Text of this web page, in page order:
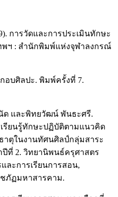
การวัดและการประเมินทักษะ
พฯ : สำนักพิมพ์แห่งจุฬาลงกรณ์
อบศิลปะ. พิมพ์ครั้งที่ 7.
ด และพิทยวัฒน์ พันธะศรี.
รียนรู้ทักษะปฏิบัติตามแนวคิด
าตุในงานทัศนศิลป์กลุ่มสาระ
ที่ 2. วิทยานิพนธ์ครุศาสตร
ะการเรียนการสอน,
ภัฏมหาสารคาม.